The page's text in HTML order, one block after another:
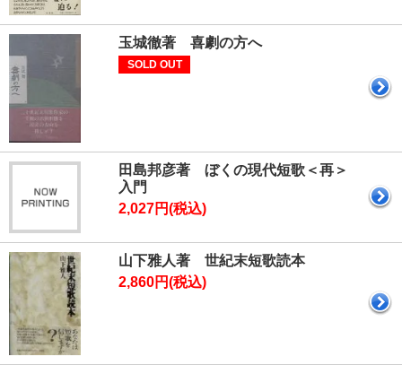
玉城徹著 喜劇の方へ
SOLD OUT
田島邦彦著 ぼくの現代短歌＜再＞
入門
2,027円(税込)
山下雅人著 世紀末短歌読本
2,860円(税込)